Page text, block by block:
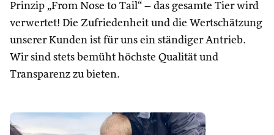
Prinzip „From Nose to Tail“ – das gesamte Tier wird
verwertet! Die Zufriedenheit und die Wertschätzung
unserer Kunden ist für uns ein ständiger Antrieb.
Wir sind stets bemüht höchste Qualität und
Transparenz zu bieten.